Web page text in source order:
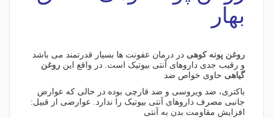
بهار
روغن پونه کوهی در درمان عفونت ها بسیار قدرتمند می باشد
و رقیب جدی داروهای آنتی بیوتیک است. در واقع این روغن
گیاهی حاوی خواص ضد
باکتری، ضد ویروسی و ضد قارچی بوده در حالی که عوارض
جانبی مصرف داروهای آنتی بیوتیک را ندارد. عوارضی از قبیل:
افزایش مقاومت بدن به آنتی